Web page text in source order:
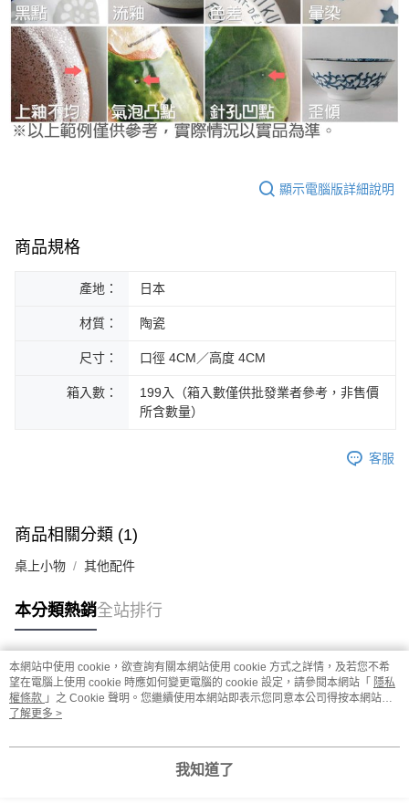
顯示電腦版詳細說明
商品規格
產地： 日本
材質： 陶瓷
尺寸： 口徑 4CM／高度 4CM
箱入數：
199入（箱入數僅供批發業者參考，非售價
所含數量）
客服
商品相關分類 (1)
桌上小物 其他配件
本分類熱銷全站排行
熱門標籤
本網站中使用 cookie，欲查詢有關本網站使用 cookie 方式之詳情，及若您不希
望在電腦上使用 cookie 時應如何變更電腦的 cookie 設定，請參閱本網站「 隱私
權條款 」之 Cookie 聲明。您繼續使用本網站即表示您同意本公司得按本網站使
用條款之 Cookie 聲明使用 cookie。
了解更多 >
我知道了